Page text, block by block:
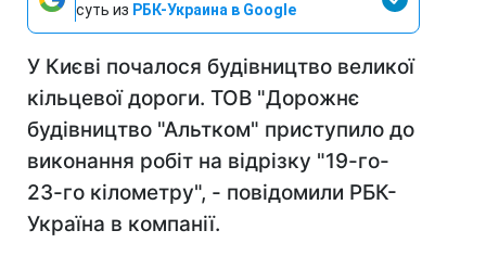
суть из РБК-Украина в Google
У Києві почалося будівництво великої
кільцевої дороги. ТОВ "Дорожнє
будівництво "Альтком" приступило до
виконання робіт на відрізку "19-го-
23-го кілометру", - повідомили РБК-
Україна в компанії.